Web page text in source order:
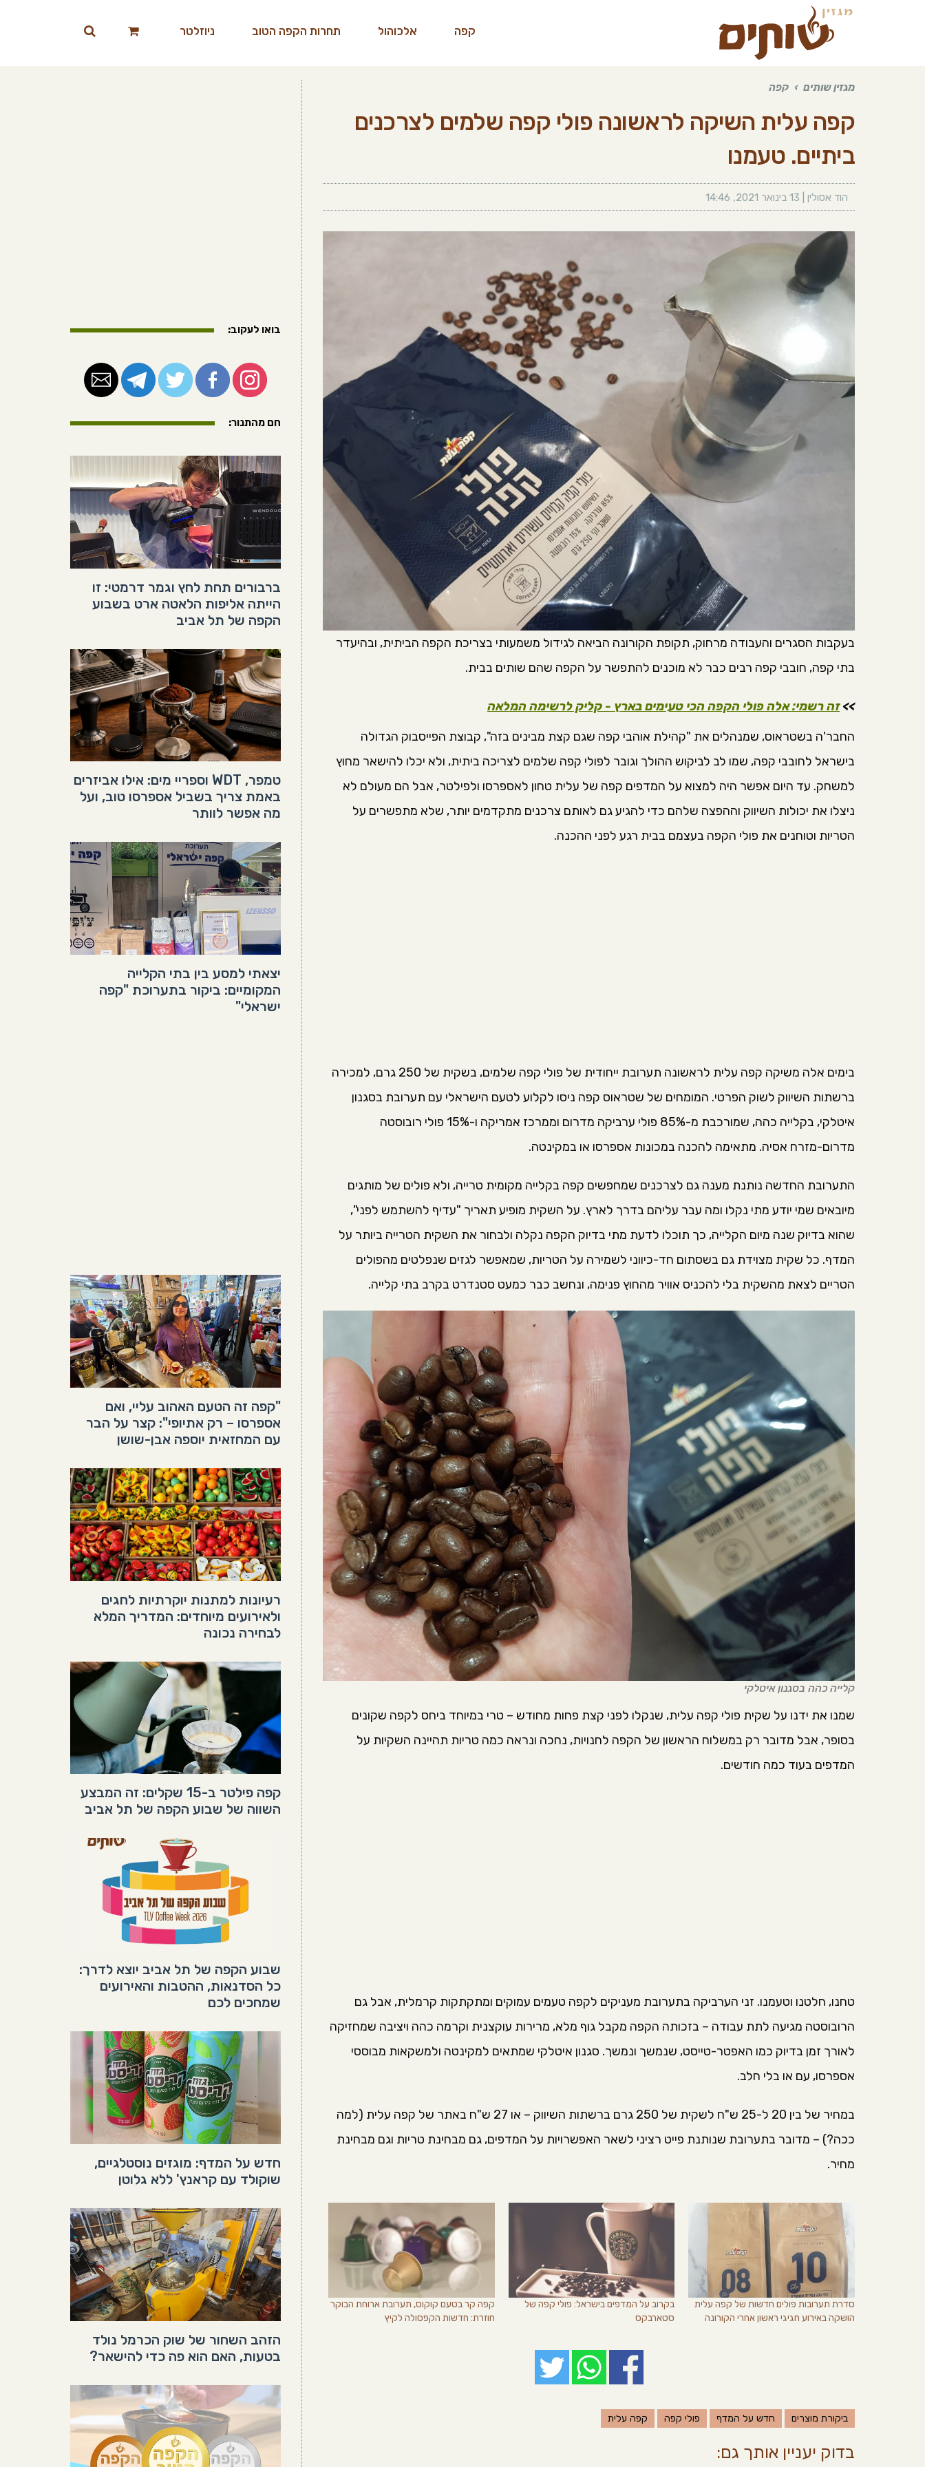
קפה אלכוהול תחרות הקפה הטוב ניוזלטר
מגזין שותים › קפה
קפה עלית השיקה לראשונה פולי קפה שלמים לצרכנים
ביתיים. טעמנו
הוד אסולין 13 בינואר 2021 ,
14:46
בעקבות הסגרים והעבודה מרחוק, תקופת הקורונה הביאה לגידול משמעותי בצריכת הקפה הביתית, ובהיעדר
בתי קפה, חובבי קפה רבים כבר לא מוכנים להתפשר על הקפה שהם שותים בבית.
>>זה רשמי: אלה פולי הקפה הכי טעימים בארץ - קליק לרשימה המלאה
החבר'ה בשטראוס, שמנהלים את "קהילת אוהבי קפה שגם קצת מבינים בזה", קבוצת הפייסבוק הגדולה
בישראל לחובבי קפה, שמו לב לביקוש ההולך וגובר לפולי קפה שלמים לצריכה ביתית, ולא יכלו להישאר מחוץ
למשחק. עד היום אפשר היה למצוא על המדפים קפה של עלית טחון לאספרסו ולפילטר, אבל הם מעולם לא
ניצלו את יכולות השיווק וההפצה שלהם כדי להגיע גם לאותם צרכנים מתקדמים יותר, שלא מתפשרים על
הטריות וטוחנים את פולי הקפה בעצמם בבית רגע לפני ההכנה.
בימים אלה משיקה קפה עלית לראשונה תערובת ייחודית של פולי קפה שלמים, בשקית של 250 גרם, למכירה
ברשתות השיווק לשוק הפרטי. המומחים של שטראוס קפה ניסו לקלוע לטעם הישראלי עם תערובת בסגנון
איטלקי, בקלייה כהה, שמורכבת מ-85% פולי ערביקה מדרום וממרכז אמריקה ו-15% פולי רובוסטה
מדרום-מזרח אסיה. מתאימה להכנה במכונות אספרסו או במקינטה.
התערובת החדשה נותנת מענה גם לצרכנים שמחפשים קפה בקלייה מקומית טרייה, ולא פולים של מותגים
מיובאים שמי יודע מתי נקלו ומה עבר עליהם בדרך לארץ. על השקית מופיע תאריך "עדיף להשתמש לפני",
שהוא בדיוק שנה מיום הקלייה, כך תוכלו לדעת מתי בדיוק הקפה נקלה ולבחור את השקית הטרייה ביותר על
המדף. כל שקית מצוידת גם בשסתום חד-כיווני לשמירה על הטריות, שמאפשר לגזים שנפלטים מהפולים
הטריים לצאת מהשקית בלי להכניס אוויר מהחוץ פנימה, ונחשב כבר כמעט סטנדרט בקרב בתי קלייה.
קלייה כהה בסגנון איטלקי
שמנו את ידנו על שקית פולי קפה עלית, שנקלו לפני קצת פחות מחודש – טרי במיוחד ביחס לקפה שקונים
בסופר, אבל מדובר רק במשלוח הראשון של הקפה לחנויות, נחכה ונראה כמה טריות תהיינה השקיות על
המדפים בעוד כמה חודשים.
טחנו, חלטנו וטעמנו. זני הערביקה בתערובת מעניקים לקפה טעמים עמוקים ומתקתקות קרמלית, אבל גם
הרובוסטה מגיעה לתת עבודה – בזכותה הקפה מקבל גוף מלא, מרירות עוקצנית וקרמה כהה ויציבה שמחזיקה
לאורך זמן בדיוק כמו האפטר-טייסט, שנמשך ונמשך. סגנון איטלקי שמתאים למקינטה ולמשקאות מבוססי
אספרסו, עם או בלי חלב.
במחיר של בין 20 ל-25 ש"ח לשקית של 250 גרם ברשתות השיווק – או 27 ש"ח באתר של קפה עלית (למה
ככה?) – מדובר בתערובת שנותנת פייט רציני לשאר האפשרויות על המדפים, גם מבחינת טריות וגם מבחינת
מחיר.
סדרת תערובות פולים חדשות של קפה עלית
הושקה באירוע חגיגי ראשון אחרי הקורונה
בקרוב על המדפים בישראל: פולי קפה של
סטארבקס
קפה קר בטעם קוקוס, תערובת ארוחת הבוקר
חוזרת: חדשות הקפסולה לקיץ
ביקורת מוצרים חדש על המדף פולי קפה קפה עלית
בדוק יעניין אותך גם:
בואו לעקוב:
חם מהתנור:
ברבורים תחת לחץ וגמר דרמטי: זו
הייתה אליפות הלאטה ארט בשבוע
הקפה של תל אביב
טמפר, WDT וספריי מים: אילו אביזרים
באמת צריך בשביל אספרסו טוב, ועל
מה אפשר לוותר
יצאתי למסע בין בתי הקלייה
המקומיים: ביקור בתערוכת "קפה
ישראלי"
"קפה זה הטעם האהוב עליי, ואם
אספרסו – רק אתיופי": קצר על הבר
עם המחזאית יוספה אבן-שושן
רעיונות למתנות יוקרתיות לחגים
ולאירועים מיוחדים: המדריך המלא
לבחירה נכונה
קפה פילטר ב-15 שקלים: זה המבצע
השווה של שבוע הקפה של תל אביב
שבוע הקפה של תל אביב יוצא לדרך:
כל הסדנאות, ההטבות והאירועים
שמחכים לכם
חדש על המדף: מוגזים נוסטלגיים,
שוקולד עם קראנץ' ללא גלוטן
הזהב השחור של שוק הכרמל נולד
בטעות, האם הוא פה כדי להישאר?